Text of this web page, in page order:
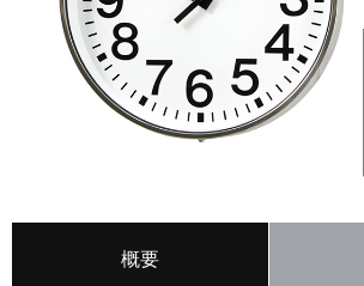
概要